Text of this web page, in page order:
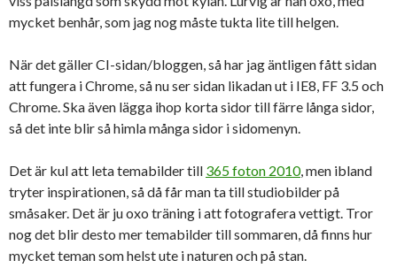
mycket benhår, som jag nog måste tukta lite till helgen.
När det gäller CI-sidan/bloggen, så har jag äntligen fått sidan
att fungera i Chrome, så nu ser sidan likadan ut i IE8, FF 3.5 och
Chrome. Ska även lägga ihop korta sidor till färre långa sidor,
så det inte blir så himla många sidor i sidomenyn.
Det är kul att leta temabilder till 365 foton 2010, men ibland
tryter inspirationen, så då får man ta till studiobilder på
småsaker. Det är ju oxo träning i att fotografera vettigt. Tror
nog det blir desto mer temabilder till sommaren, då finns hur
mycket teman som helst ute i naturen och på stan.